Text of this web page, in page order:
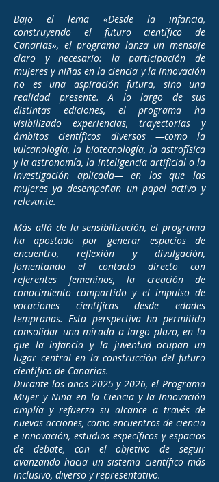
Bajo el lema «Desde la infancia,
construyendo el futuro científico de
Canarias», el programa lanza un mensaje
claro y necesario: la participación de
mujeres y niñas en la ciencia y la innovación
no es una aspiración futura, sino una
realidad presente. A lo largo de sus
distintas ediciones, el programa ha
visibilizado experiencias, trayectorias y
ámbitos científicos diversos —como la
vulcanología, la biotecnología, la astrofísica
y la astronomía, la inteligencia artificial o la
investigación aplicada— en los que las
mujeres ya desempeñan un papel activo y
relevante.
Más allá de la sensibilización, el programa
ha apostado por generar espacios de
encuentro, reflexión y divulgación,
fomentando el contacto directo con
referentes femeninos, la creación de
conocimiento compartido y el impulso de
vocaciones científicas desde edades
tempranas. Esta perspectiva ha permitido
consolidar una mirada a largo plazo, en la
que la infancia y la juventud ocupan un
lugar central en la construcción del futuro
científico de Canarias.
Durante los años 2025 y 2026, el Programa
Mujer y Niña en la Ciencia y la Innovación
amplía y refuerza su alcance a través de
nuevas acciones, como encuentros de ciencia
e innovación, estudios específicos y espacios
de debate, con el objetivo de seguir
avanzando hacia un sistema científico más
inclusivo, diverso y representativo.